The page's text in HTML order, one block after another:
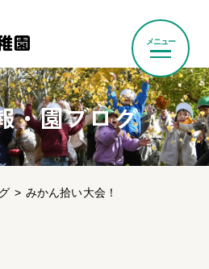
メニュー
・園ブログ
みかん拾い大会！